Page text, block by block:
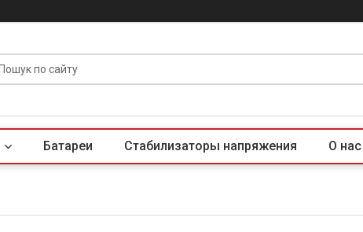
Батареи Стабилизаторы напряжения О нас